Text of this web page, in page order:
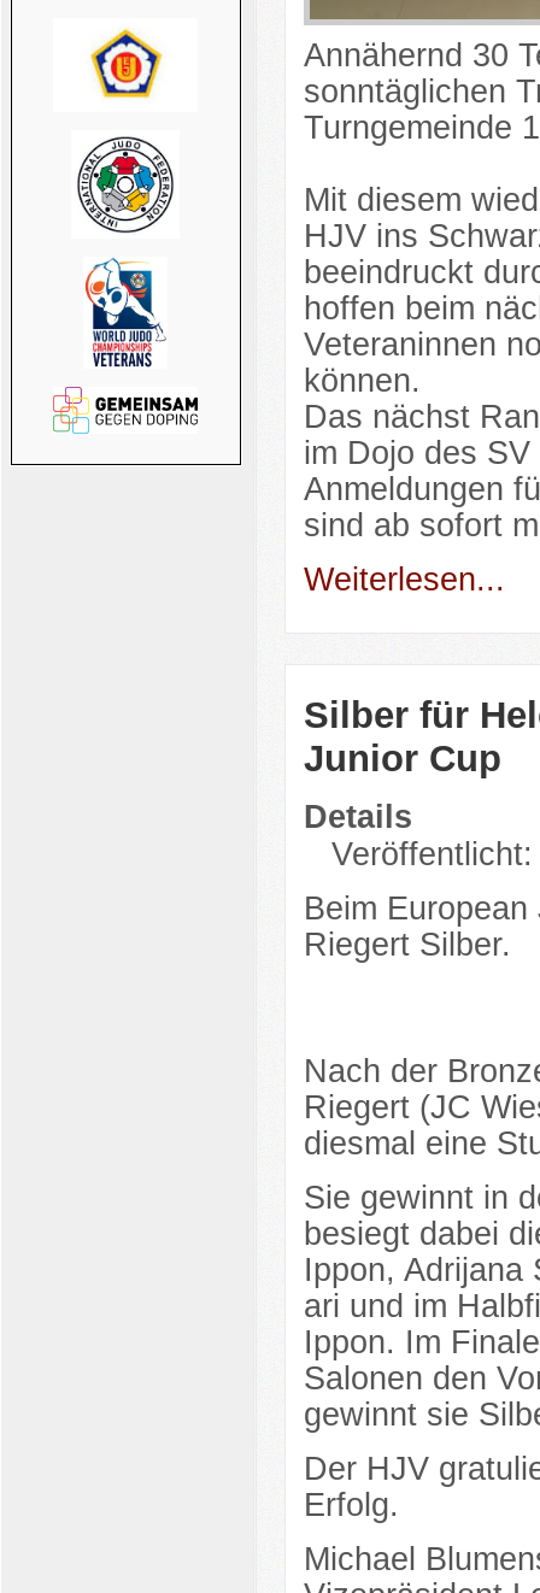
Annähernd 30
sonntäglichen
Turngemeinde
Mit diesem
HJV ins
beeindruckt
hoffen beim
Veteraninnen
können.
Das nächst
im Dojo des
Anmeldungen
sind ab sofort
Weiterlesen...
Silber für
Junior Cup
Details
Beim
Riegert Silber.
Nach der
Riegert (JC
diesmal eine
Sie gewinnt in
besiegt dabei
Ippon, Adrijana
ari und im
Ippon. Im
Salonen den
gewinnt sie
Der HJV
Erfolg.
Michael